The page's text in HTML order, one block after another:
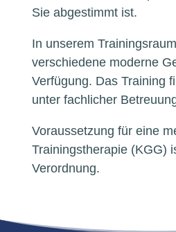
Sie abgestimmt ist.
In unserem
verschiedene moderne
Verfügung. Das Training
unter fachlicher
Voraussetzung für eine
Trainingstherapie (KGG)
Verordnung.